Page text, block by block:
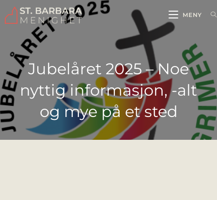
MENY
Jubelåret 2025 – Noe
nyttig informasjon, -alt
og mye på et sted